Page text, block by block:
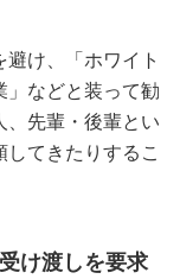
け、「ホワイト
」などと装って勧
、先輩・後輩とい
てきたりするこ
け渡しを要求